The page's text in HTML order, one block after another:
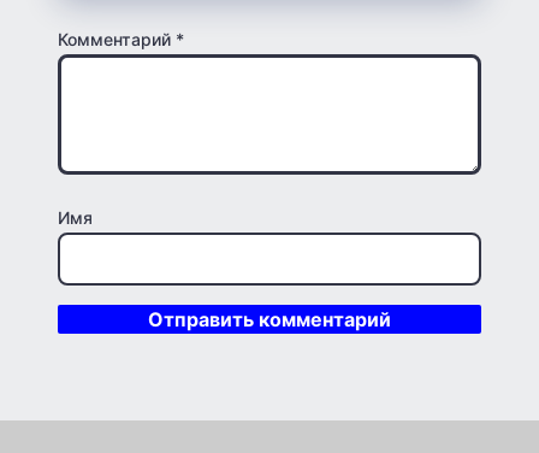
Комментарий *
Имя